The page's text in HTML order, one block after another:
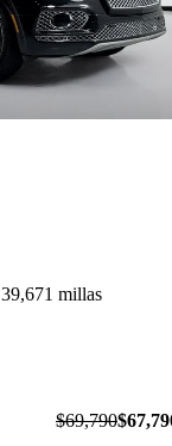
39,671 millas
$69,790